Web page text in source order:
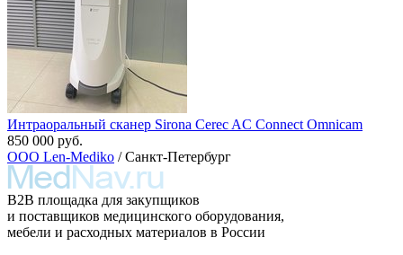
Интраоральный сканер Sirona Cerec AC Connect Omnicam
850 000 руб.
ООО Len-Mediko / Санкт-Петербург
B2B площадка для закупщиков
и поставщиков медицинского оборудования,
мебели и расходных материалов в России